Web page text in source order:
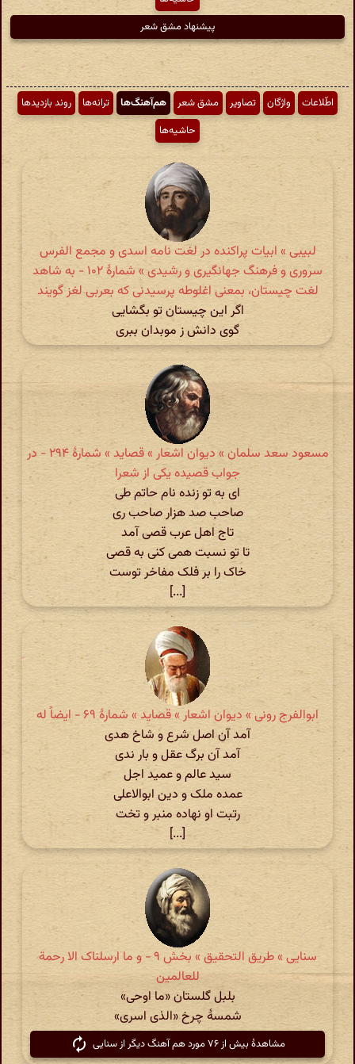
پیشنهاد مشق شعر
اطّلاعات واژگان تصاویر مشق شعر هم‌آهنگ‌ها ترانه‌ها
روند بازدیدها
حاشیه‌ها
لبیبی » ابیات پراکنده در لغت نامه اسدی و مجمع الفرس
سروری و فرهنگ جهانگیری و رشیدی » شمارهٔ ۱۰۲ - به شاهد
لغت چیستان، بمعنی اغلوطه پرسیدنی که بعربی لغز گویند
اگر این چیستان تو بگشایی
گوی دانش ز موبدان ببری
مسعود سعد سلمان » دیوان اشعار » قصاید » شمارهٔ ۲۹۴ - در
جواب قصیده یکی از شعرا
ای به تو زنده نام حاتم طی
صاحب صد هزار صاحب ری
تاج اهل عرب قصی آمد
تا تو نسبت همی کنی به قصی
خاک را بر فلک مفاخر توست
[...]
ابوالفرج رونی » دیوان اشعار » قصاید » شمارهٔ ۶۹ - ایضاً له
آمد آن اصل شرع و شاخ هدی
آمد آن برگ عقل و بار ندی
سید عالم و عمید اجل
عمده ملک و دین ابوالاعلی
رتبت او نهاده منبر و تخت
[...]
سنایی » طریق التحقیق » بخش ۹ - و ما ارسلناک الا رحمة
للعالمین
بلبل گلستان «‌ما اوحی‌»
شمسهٔ چرخ «‌الذی اسری»
مشاهدهٔ بیش از ۷۶ مورد هم آهنگ دیگر از سنایی